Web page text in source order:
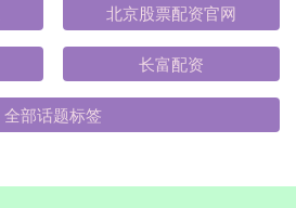
北京股票配资官网
长富配资
全部话题标签